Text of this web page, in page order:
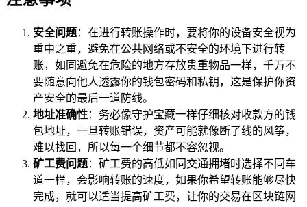
安全问题：在进行转账操作时，要将你的设备安全视为
重中之重，避免在公共网络或不安全的环境下进行转
账，如同避免在危险的地方存放贵重物品一样，千万不
要随意向他人透露你的钱包密码和私钥，这是保护你资
产安全的最后一道防线。
地址准确性：务必像守护宝藏一样仔细核对收款方的钱
包地址，一旦转账错误，资产可能就像断了线的风筝，
难以找回，所以每一个细节都不容忽视。
矿工费问题：矿工费的高低如同交通拥堵时选择不同车
道一样，会影响转账的速度，如果你希望转账能够尽快
完成，就可以适当提高矿工费，让你的交易在区块链网